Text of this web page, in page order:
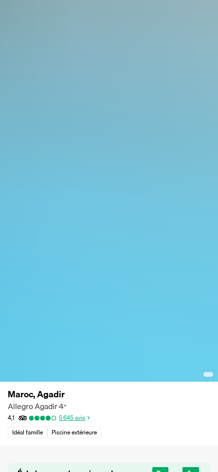
Maroc, Agadir
Allegro Agadir4*
4,1 5 645avis
Idéal famille
Piscine extérieure